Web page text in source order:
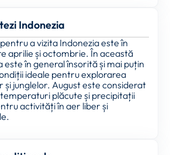
Indonezia
a vizita Indonezia este în
aprilie și octombrie. În această
în general însorită și mai puțin
ideale pentru explorarea
și junglelor. August este considerat
plăcute și precipitații
activități în aer liber și